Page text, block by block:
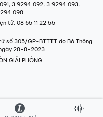
3.9294.092, 3.9294.093,
tử: 08 65 11 22 55
số 305/GP-BTTTT do Bộ Thông
28-8-2023.
GIẢI PHÓNG.